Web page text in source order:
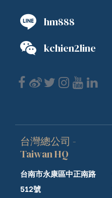
hm888
kchien2line
台灣總公司 -
Taiwan HQ
台南市永康區中正南路
512號